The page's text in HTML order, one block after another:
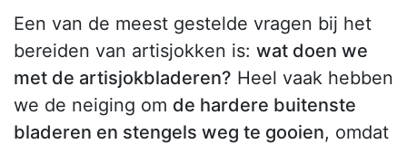
Een van de meest gestelde vragen bij het
bereiden van artisjokken is: wat doen we
met de artisjokbladeren? Heel vaak hebben
we de neiging om de hardere buitenste
bladeren en stengels weg te gooien, omdat